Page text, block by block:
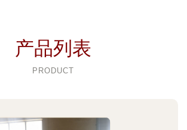
产品列表
PRODUCT